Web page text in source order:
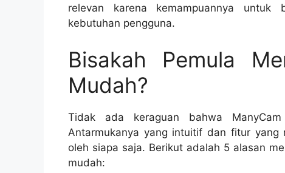
relevan karena kemampuannya untuk
kebutuhan pengguna.
Bisakah Pemula
Mudah?
Tidak ada keraguan bahwa
Antarmukanya yang intuitif dan fitur yang
oleh siapa saja. Berikut adalah 5 alasan
mudah: